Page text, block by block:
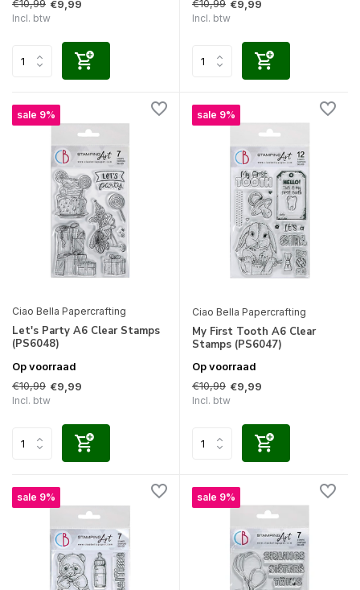
€10,99 €9,99
Incl. btw
€10,99 €9,99
Incl. btw
sale 9%
Ciao Bella Papercrafting
Let's Party A6 Clear Stamps
(PS6048)
Op voorraad
€10,99 €9,99
Incl. btw
sale 9%
Ciao Bella Papercrafting
My First Tooth A6 Clear
Stamps (PS6047)
Op voorraad
€10,99 €9,99
Incl. btw
sale 9% sale 9%